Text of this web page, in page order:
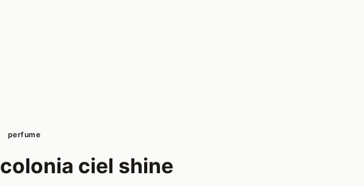
perfume
colonia ciel shine